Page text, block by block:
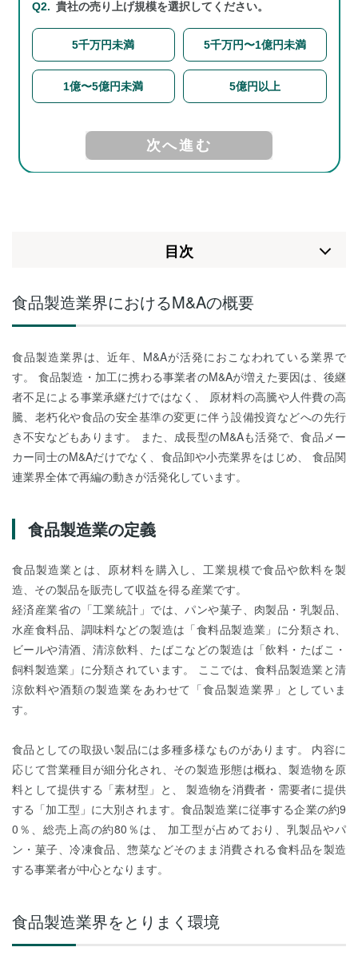
⽬次
食品製造業界におけるM&Aの概要
食品製造業界は、近年、M&Aが活発におこなわれている業界で
す。 食品製造・加工に携わる事業者のM&Aが増えた要因は、後継
者不足による事業承継だけではなく、 原材料の高騰や人件費の高
騰、老朽化や食品の安全基準の変更に伴う設備投資などへの先行
き不安などもあります。 また、成長型のM&Aも活発で、食品メー
カー同士のM&Aだけでなく、食品卸や小売業界をはじめ、 食品関
連業界全体で再編の動きが活発化しています。
食品製造業の定義
食品製造業とは、原材料を購入し、工業規模で食品や飲料を製
造、その製品を販売して収益を得る産業です。
経済産業省の「工業統計」では、パンや菓子、肉製品・乳製品、
水産食料品、調味料などの製造は「食料品製造業」に分類され、
ビールや清酒、清涼飲料、たばこなどの製造は「飲料・たばこ・
飼料製造業」に分類されています。 ここでは、食料品製造業と清
涼飲料や酒類の製造業をあわせて「食品製造業界」としていま
す。
食品としての取扱い製品には多種多様なものがあります。 内容に
応じて営業種目が細分化され、その製造形態は概ね、製造物を原
料として提供する「素材型」と、 製造物を消費者・需要者に提供
する「加工型」に大別されます。食品製造業に従事する企業の約9
0％、総売上高の約80％は、 加工型が占めており、乳製品やパ
ン・菓子、冷凍食品、惣菜などそのまま消費される食料品を製造
する事業者が中心となります。
食品製造業界をとりまく環境